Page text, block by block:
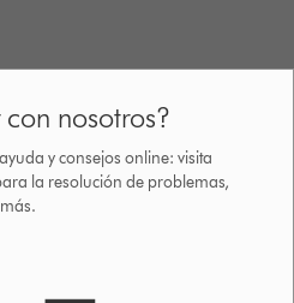
nosotros?
y consejos online: visita
la resolución de problemas,